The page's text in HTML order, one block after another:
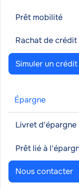
Prêt mobilité
Rachat de crédit
Simuler un crédit
Épargne
Livret d'épargne
Prêt lié à
Nous contacter